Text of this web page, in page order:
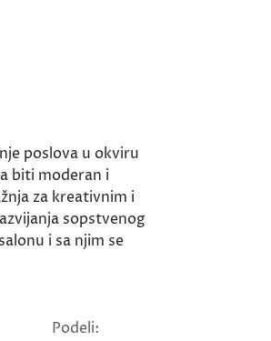
poslova u okviru
biti moderan i
za kreativnim i
sopstvenog
i sa njim se
Podeli: